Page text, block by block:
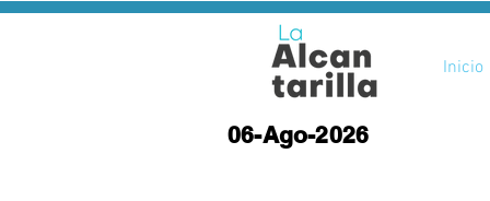
Inicio
06-Ago-2026